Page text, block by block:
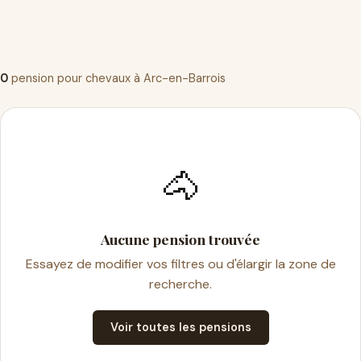
0 pension pour chevaux à Arc-en-Barrois
🐴
Aucune pension trouvée
Essayez de modifier vos filtres ou d'élargir la zone de
recherche.
Voir toutes les pensions